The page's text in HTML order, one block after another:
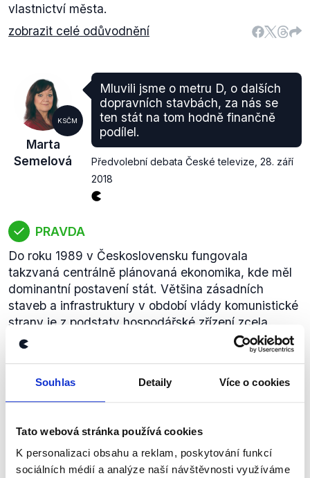
Souhlas Detaily Více o cookies
Tato webová stránka používá cookies
K personalizaci obsahu a reklam, poskytování funkcí
sociálních médií a analýze naší návštěvnosti využíváme
vlastnictví města.
zobrazit celé odůvodnění
KSČM
Marta
Semelová
Mluvili jsme o metru D, o dalších
dopravních stavbách, za nás se
ten stát na tom hodně finančně
podílel.
Předvolební debata České televize 28. září
2018
PRAVDA
Do roku 1989 v Československu fungovala
takzvaná centrálně plánovaná ekonomika, kde měl
dominantní postavení stát. Většina zásadních
staveb a infrastruktury v období vlády komunistické
strany je z podstaty hospodářské zřízení zcela
financována státem.
zobrazit celé odůvodnění
KSČM
Marta
nemovitostí, které jsou
pronajímány přes Airbnb, máme
tady 7000 prázdných, chátrajících